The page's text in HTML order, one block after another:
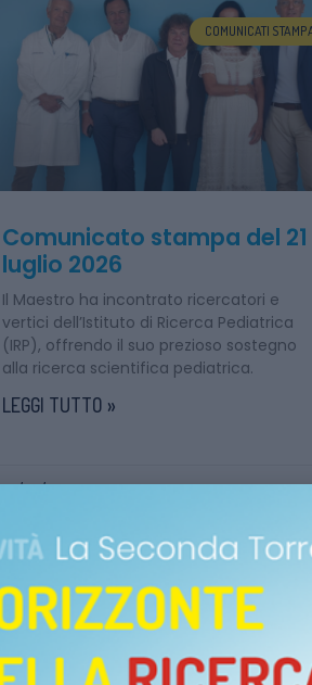
COMUNICATI
Comunicato stampa del 21
luglio 2026
Il Maestro ha incontrato ricercatori e
vertici dell’Istituto di Ricerca Pediatrica
(IRP), offrendo il suo prezioso sostegno
alla ricerca scientifica pediatrica.
LEGGI TUTTO »
23/07/2026
COMUNICATI STAMPA